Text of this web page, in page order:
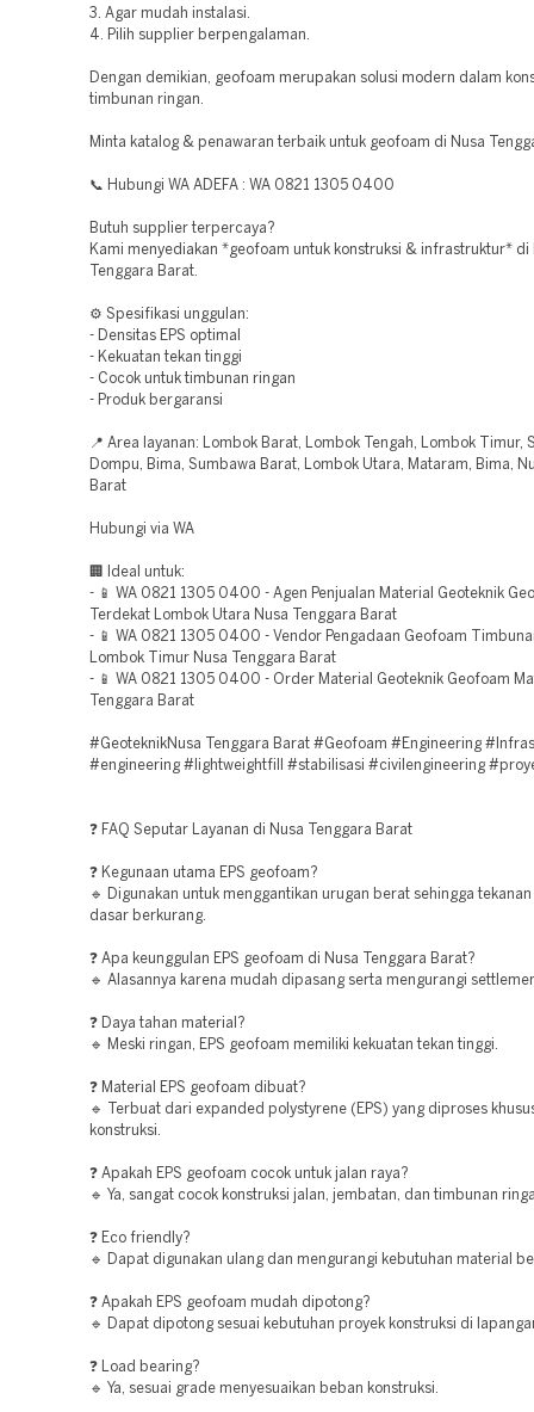
3. Agar mudah instalasi.
4. Pilih supplier berpengalaman.
Dengan demikian, geofoam merupakan solusi modern dalam
timbunan ringan.
Minta katalog & penawaran terbaik untuk geofoam di Nusa
📞 Hubungi WA ADEFA : WA 0821 1305 0400
Butuh supplier terpercaya?
Kami menyediakan *geofoam untuk konstruksi & infrastruktur* di
Tenggara Barat.
⚙️ Spesifikasi unggulan:
- Densitas EPS optimal
- Kekuatan tekan tinggi
- Cocok untuk timbunan ringan
- Produk bergaransi
📍 Area layanan: Lombok Barat, Lombok Tengah, Lombok Timur,
Dompu, Bima, Sumbawa Barat, Lombok Utara, Mataram, Bima,
Barat
Hubungi via WA
🏢 Ideal untuk:
- 📱 WA 0821 1305 0400 - Agen Penjualan Material Geoteknik
Terdekat Lombok Utara Nusa Tenggara Barat
- 📱 WA 0821 1305 0400 - Vendor Pengadaan Geofoam
Lombok Timur Nusa Tenggara Barat
- 📱 WA 0821 1305 0400 - Order Material Geoteknik Geofoam
Tenggara Barat
#GeoteknikNusa Tenggara Barat #Geofoam #Engineering
#engineering #lightweightfill #stabilisasi #civilengineering
❓ FAQ Seputar Layanan di Nusa Tenggara Barat
❓ Kegunaan utama EPS geofoam?
🔹 Digunakan untuk menggantikan urugan berat sehingga
dasar berkurang.
❓ Apa keunggulan EPS geofoam di Nusa Tenggara Barat?
🔹 Alasannya karena mudah dipasang serta mengurangi
❓ Daya tahan material?
🔹 Meski ringan, EPS geofoam memiliki kekuatan tekan tinggi.
❓ Material EPS geofoam dibuat?
🔹 Terbuat dari expanded polystyrene (EPS) yang diproses
konstruksi.
❓ Apakah EPS geofoam cocok untuk jalan raya?
🔹 Ya, sangat cocok konstruksi jalan, jembatan, dan timbunan
❓ Eco friendly?
🔹 Dapat digunakan ulang dan mengurangi kebutuhan material
❓ Apakah EPS geofoam mudah dipotong?
🔹 Dapat dipotong sesuai kebutuhan proyek konstruksi di
❓ Load bearing?
🔹 Ya, sesuai grade menyesuaikan beban konstruksi.